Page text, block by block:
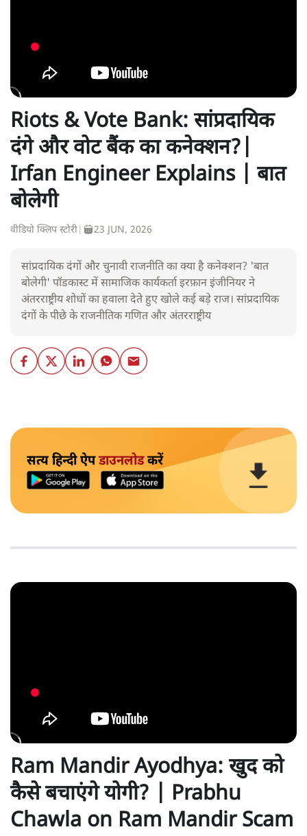
Riots & Vote Bank: सांप्रदायिक
दंगे और वोट बैंक का कनेक्शन?|
Irfan Engineer Explains | बात
बोलेगी
वीडियो क्लिप स्टोरी 23 JUN, 2026
सांप्रदायिक दंगों और चुनावी राजनीति का क्या है कनेक्शन? 'बात
बोलेगी' पॉडकास्ट में सामाजिक कार्यकर्ता इरफ़ान इंजीनियर ने
अंतरराष्ट्रीय शोधों का हवाला देते हुए खोले कई बड़े राज। सांप्रदायिक
दंगों के पीछे के राजनीतिक गणित और अंतरराष्ट्रीय
सत्य हिन्दी ऐपडाउनलोडकरें
Ram Mandir Ayodhya: खुद को
कैसे बचाएंगे योगी? | Prabhu
Chawla on Ram Mandir Scam